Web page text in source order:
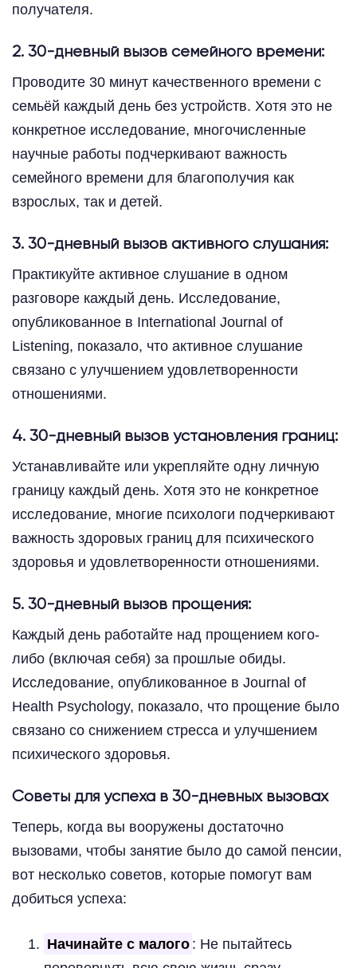
получателя.
2. 30-дневный вызов семейного времени:
Проводите 30 минут качественного времени с
семьёй каждый день без устройств. Хотя это не
конкретное исследование, многочисленные
научные работы подчеркивают важность
семейного времени для благополучия как
взрослых, так и детей.
3. 30-дневный вызов активного слушания:
Практикуйте активное слушание в одном
разговоре каждый день. Исследование,
опубликованное в International Journal of
Listening, показало, что активное слушание
связано с улучшением удовлетворенности
отношениями.
4. 30-дневный вызов установления границ:
Устанавливайте или укрепляйте одну личную
границу каждый день. Хотя это не конкретное
исследование, многие психологи подчеркивают
важность здоровых границ для психического
здоровья и удовлетворенности отношениями.
5. 30-дневный вызов прощения:
Каждый день работайте над прощением кого-
либо (включая себя) за прошлые обиды.
Исследование, опубликованное в Journal of
Health Psychology, показало, что прощение было
связано со снижением стресса и улучшением
психического здоровья.
Советы для успеха в 30-дневных вызовах
Теперь, когда вы вооружены достаточно
вызовами, чтобы занятие было до самой пенсии,
вот несколько советов, которые помогут вам
добиться успеха:
Начинайте с малого : Не пытайтесь